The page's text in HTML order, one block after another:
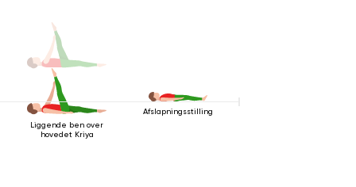
Liggende ben over
hovedet Kriya
Afslapningsstilling